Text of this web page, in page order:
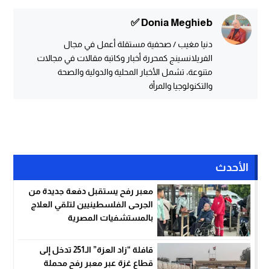
Donia Meghieb ✅
دنيا مغيب / صحفية مستقلة أعمل في مجال
الفريلانسينج كمحررة أخبار وكاتبة مقالات في مجالات
متنوعة، تشمل الأخبار المحلية والدولية والصحة
والتكنولوجيا والمرأة
الأحدث
معبر رفح يستقبل دفعة جديدة من
الجرحى الفلسطينيين لتلقي العلاج
بالمستشفيات المصرية
قافلة “زاد العزة” الـ251 تدخل إلى
قطاع غزة عبر معبر رفح محملة